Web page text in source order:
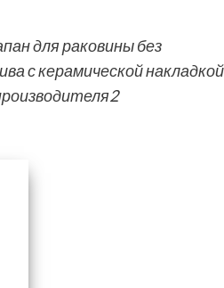
для раковины без
с керамической накладкой